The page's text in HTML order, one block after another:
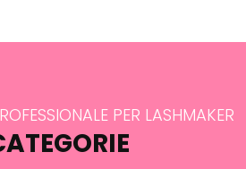
PER LASHMAKER